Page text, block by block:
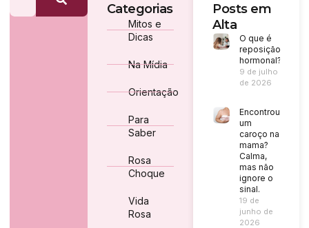
Categorias
Mitos e
Dicas
Na Mídia
Orientação
Para
Saber
Rosa
Choque
Vida
Rosa
Posts em
Alta
O que é
reposição
hormonal?
9 de julho
de 2026
Encontrou
um
caroço na
mama?
Calma,
mas não
ignore o
sinal.
19 de
junho de
2026